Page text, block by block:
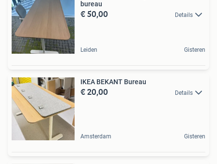
bureau
€ 50,00 Details
Leiden Gisteren
IKEA BEKANT Bureau
€ 20,00 Details
Amsterdam Gisteren